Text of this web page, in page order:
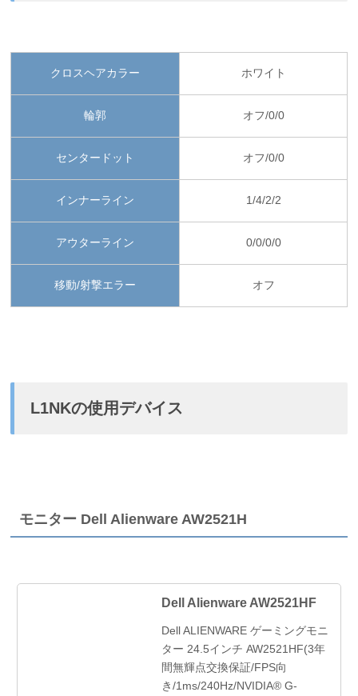
クロスヘアカラー ホワイト
輪郭 オフ/0/0
センタードット オフ/0/0
インナーライン 1/4/2/2
アウターライン 0/0/0/0
移動/射撃エラー オフ
L1NKの使用デバイス
モニター Dell Alienware AW2521H
Dell Alienware AW2521HF
Dell ALIENWARE ゲーミングモニ
ター 24.5インチ AW2521HF(3年
間無輝点交換保証/FPS向
き/1ms/240Hz/NVIDIA® G-